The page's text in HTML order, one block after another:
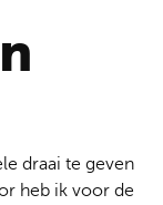
draai te geven
heb ik voor de